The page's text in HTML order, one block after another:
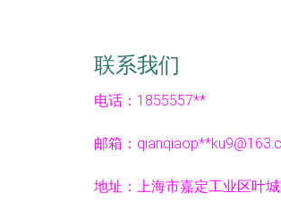
联系我们
电话：1855557**
邮箱：qianqiaop**
地址：上海市嘉定工业区叶